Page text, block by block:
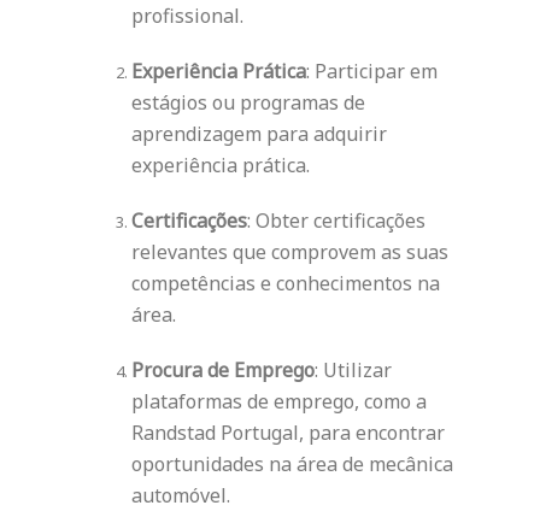
profissional.
Experiência Prática: Participar em
estágios ou programas de
aprendizagem para adquirir
experiência prática.
Certificações: Obter certificações
relevantes que comprovem as suas
competências e conhecimentos na
área.
Procura de Emprego: Utilizar
plataformas de emprego, como a
Randstad Portugal, para encontrar
oportunidades na área de mecânica
automóvel.